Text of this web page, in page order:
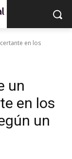
en los
un
en los
un